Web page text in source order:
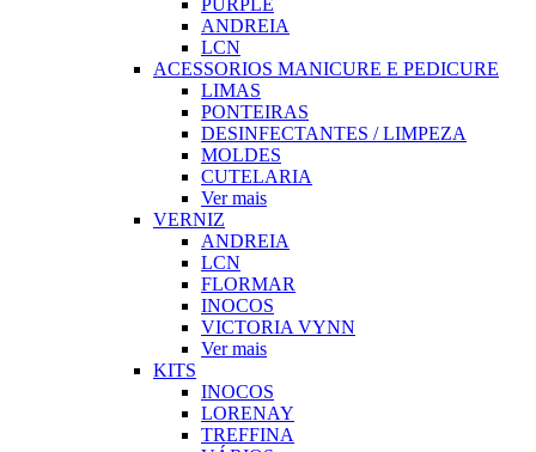
ANDREIA
LCN
ACESSORIOS MANICURE E PEDICURE
LIMAS
PONTEIRAS
DESINFECTANTES / LIMPEZA
MOLDES
CUTELARIA
Ver mais
VERNIZ
ANDREIA
LCN
FLORMAR
INOCOS
VICTORIA VYNN
Ver mais
KITS
INOCOS
LORENAY
TREFFINA